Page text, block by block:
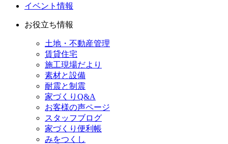
イベント情報
お役立ち情報
土地・不動産管理
賃貸住宅
施工現場だより
素材と設備
耐震と制震
家づくりQ&A
お客様の声ページ
スタッフブログ
家づくり便利帳
みをつくし